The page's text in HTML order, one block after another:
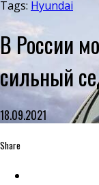
Tags: Hyundai
В России
сильный
18.09.2021
Share